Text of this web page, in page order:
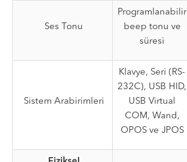
Ses Tonu
Programlanabilir
beep tonu ve
süresi
Sistem Arabirimleri
Klavye, Seri (RS-
232C), USB HID,
USB Virtual
COM, Wand,
OPOS ve JPOS